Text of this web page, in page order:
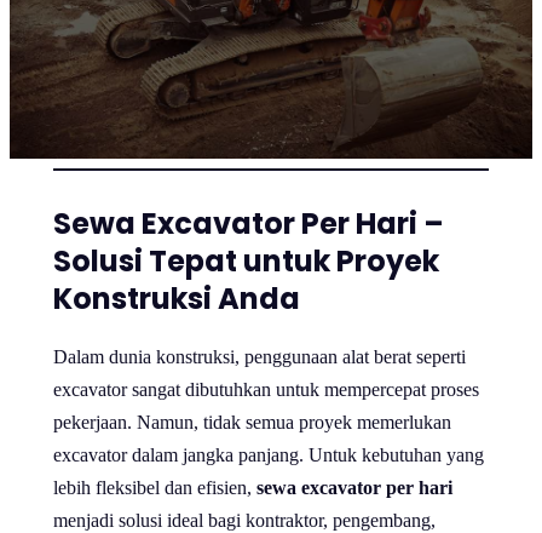
Sewa Excavator Per Hari –
Solusi Tepat untuk Proyek
Konstruksi Anda
Dalam dunia konstruksi, penggunaan alat berat seperti
excavator sangat dibutuhkan untuk mempercepat proses
pekerjaan. Namun, tidak semua proyek memerlukan
excavator dalam jangka panjang. Untuk kebutuhan yang
lebih fleksibel dan efisien, sewa excavator per hari
menjadi solusi ideal bagi kontraktor, pengembang,